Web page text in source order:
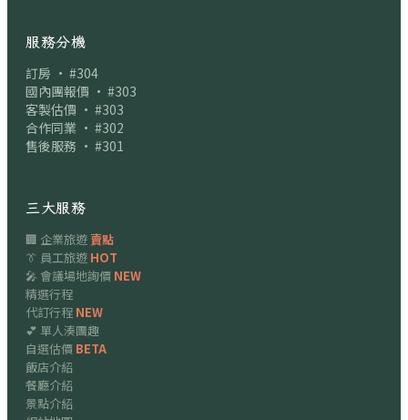
服務分機
訂房 · #304
國內團報價 · #303
客製估價 · #303
合作同業 · #302
售後服務 · #301
三大服務
🏢 企業旅遊賣點
👔 員工旅遊 HOT
🎤 會議場地詢價 NEW
精選行程
代訂行程 NEW
💕 單人湊團趣
自選估價 BETA
飯店介紹
餐廳介紹
景點介紹